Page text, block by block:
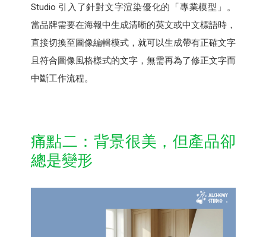
Studio 引入了針對文字渲染優化的「專業模型」。
當品牌需要在海報中生成清晰的英文或中文標語時，
直接切換至圖像編輯模式，就可以生成帶有正確文字
且符合圖像風格樣式的文字，無需再為了修正文字而
中斷工作流程。
痛點二：背景很美，但產品卻
總是變形